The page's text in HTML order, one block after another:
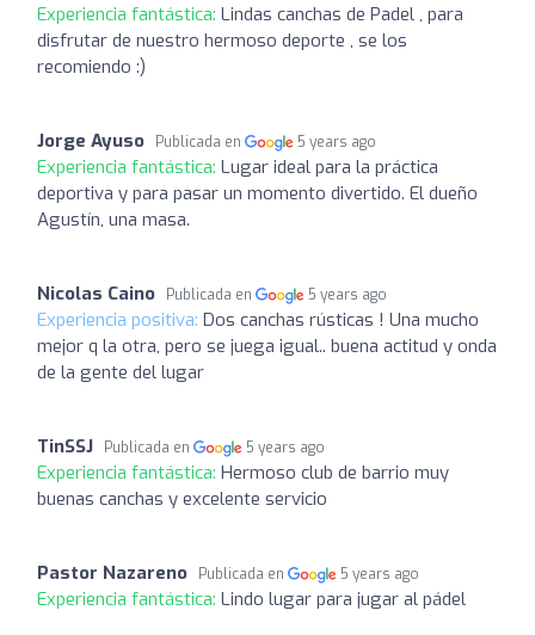
Experiencia fantástica: Lindas canchas de Padel , para
disfrutar de nuestro hermoso deporte , se los
recomiendo :)
Jorge Ayuso Publicada en 5 years ago
Experiencia fantástica: Lugar ideal para la práctica
deportiva y para pasar un momento divertido. El dueño
Agustín, una masa.
Nicolas Caino Publicada en 5 years ago
Experiencia positiva: Dos canchas rústicas ! Una mucho
mejor q la otra, pero se juega igual.. buena actitud y onda
de la gente del lugar
TinSSJ Publicada en 5 years ago
Experiencia fantástica: Hermoso club de barrio muy
buenas canchas y excelente servicio
Pastor Nazareno Publicada en 5 years ago
Experiencia fantástica: Lindo lugar para jugar al pádel